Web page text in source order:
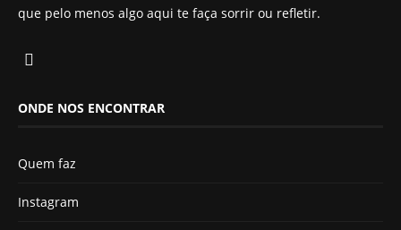
que pelo menos algo aqui te faça sorrir ou refletir.
ONDE NOS ENCONTRAR
Quem faz
Instagram